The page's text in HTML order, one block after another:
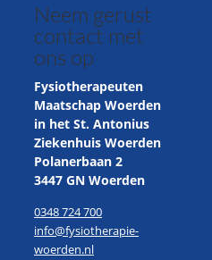
Neem gerust
contact met
ons op
Fysiotherapeuten
Maatschap Woerden
in het St. Antonius
Ziekenhuis Woerden
Polanerbaan 2
3447 GN Woerden
0348 724 700
info@fysiotherapie-
woerden.nl